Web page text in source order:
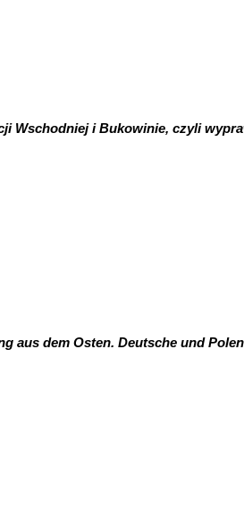
Wschodniej i Bukowinie, czyli
aus dem Osten. Deutsche und